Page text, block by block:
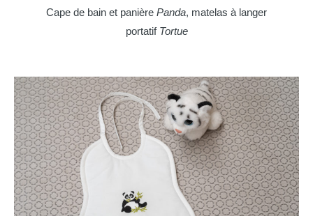
Cape de bain et panière Panda, matelas à langer
portatif Tortue